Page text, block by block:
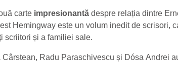
carte impresionantă despre relația dintre
Hemingway este un volum inedit de scrisori,
scriitori și a familiei sale.
Radu Paraschivescu și Dósa Andrei